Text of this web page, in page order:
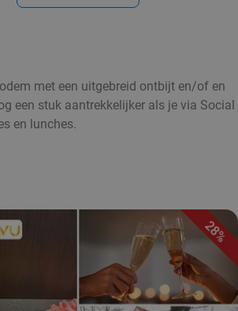
met een uitgebreid ontbijt en/of en
een stuk aantrekkelijker als je via Social
en lunches.
28%